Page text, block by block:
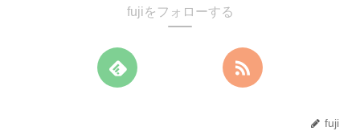
fujiをフォローする
fuji